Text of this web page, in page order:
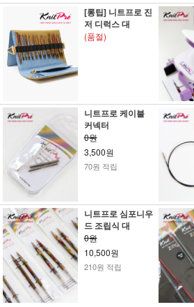
[롱팁] 니트프로 진
저 디럭스 대
(품절)
니트프로 케이블
커넥터
0원
3,500원
70원 적립
니트프로 심포니우
드 조립식 대
0원
10,500원
210원 적립